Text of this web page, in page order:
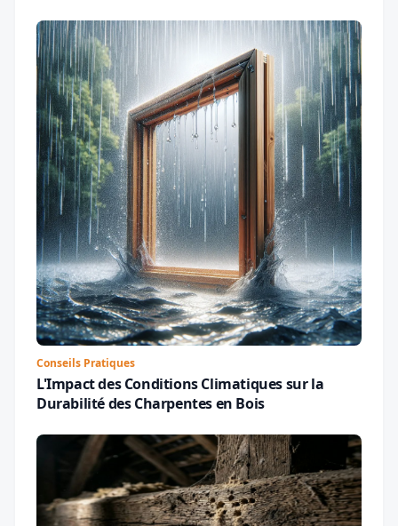
Conseils Pratiques
L'Impact des Conditions Climatiques sur la
Durabilité des Charpentes en Bois